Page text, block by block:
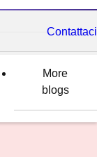
Contattaci
More
blogs